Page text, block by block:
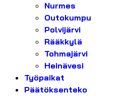
Nurmes
Outokumpu
Polvijärvi
Rääkkylä
Tohmajärvi
Heinävesi
Työpaikat
Päätöksenteko